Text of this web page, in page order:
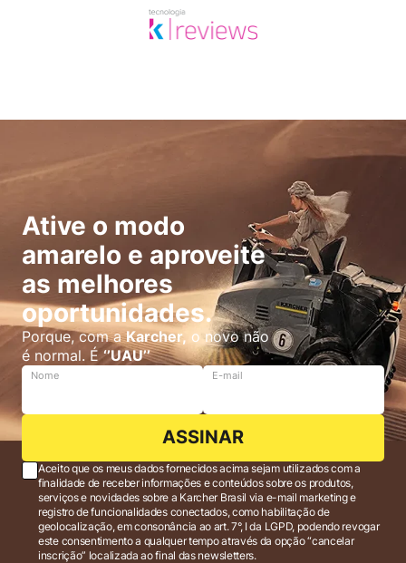
Ative o modo
amarelo e aproveite
as melhores
oportunidades.
Porque, com aKarcher, o novo não
é normal. É‘’UAU’’
Nome E-mail
ASSINAR
Aceito que os meus dados fornecidos acima sejam utilizados com a
finalidade de receber informações e conteúdos sobre os produtos,
serviços e novidades sobre a Karcher Brasil via e-mail marketing e
registro de funcionalidades conectados, como habilitação de
geolocalização, em consonância ao art. 7°, I da LGPD, podendo revogar
este consentimento a qualquer tempo através da opção “cancelar
inscrição” localizada ao final das newsletters.